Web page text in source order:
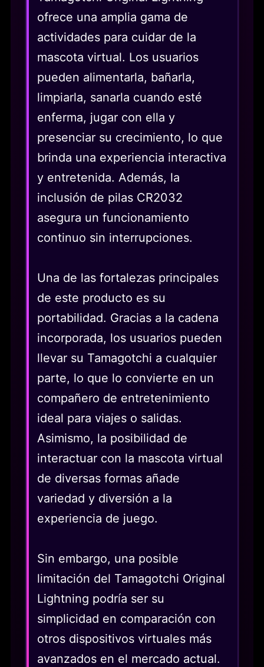
ofrece una amplia gama de
actividades para cuidar de la
mascota virtual. Los usuarios
pueden alimentarla, bañarla,
limpiarla, sanarla cuando esté
enferma, jugar con ella y
presenciar su crecimiento, lo que
brinda una experiencia interactiva
y entretenida. Además, la
inclusión de pilas CR2032
asegura un funcionamiento
continuo sin interrupciones.
Una de las fortalezas principales
de este producto es su
portabilidad. Gracias a la cadena
incorporada, los usuarios pueden
llevar su Tamagotchi a cualquier
parte, lo que lo convierte en un
compañero de entretenimiento
ideal para viajes o salidas.
Asimismo, la posibilidad de
interactuar con la mascota virtual
de diversas formas añade
variedad y diversión a la
experiencia de juego.
Sin embargo, una posible
limitación del Tamagotchi Original
Lightning podría ser su
simplicidad en comparación con
otros dispositivos virtuales más
avanzados en el mercado actual.